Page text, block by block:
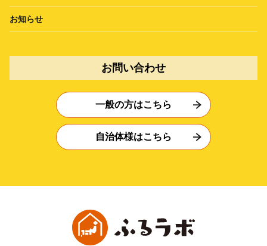
お知らせ
お問い合わせ
一般の方はこちら
自治体様はこちら